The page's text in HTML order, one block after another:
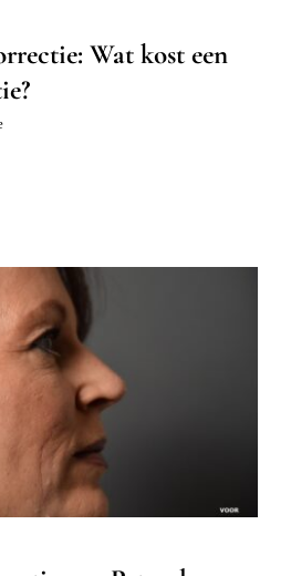
Wat kost een
van Petra: lees haar
en verhaal
Ervaringsverhalen